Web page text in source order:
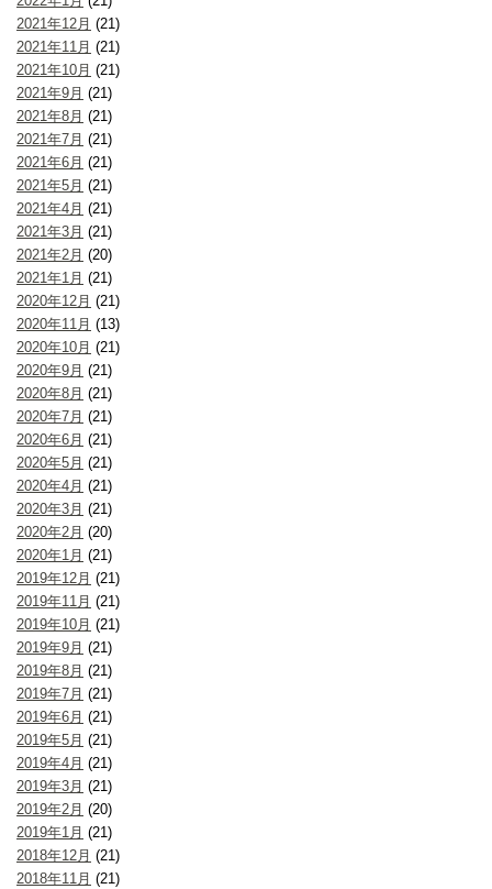
2021年12月 (21)
2021年11月 (21)
2021年10月 (21)
2021年9月 (21)
2021年8月 (21)
2021年7月 (21)
2021年6月 (21)
2021年5月 (21)
2021年4月 (21)
2021年3月 (21)
2021年2月 (20)
2021年1月 (21)
2020年12月 (21)
2020年11月 (13)
2020年10月 (21)
2020年9月 (21)
2020年8月 (21)
2020年7月 (21)
2020年6月 (21)
2020年5月 (21)
2020年4月 (21)
2020年3月 (21)
2020年2月 (20)
2020年1月 (21)
2019年12月 (21)
2019年11月 (21)
2019年10月 (21)
2019年9月 (21)
2019年8月 (21)
2019年7月 (21)
2019年6月 (21)
2019年5月 (21)
2019年4月 (21)
2019年3月 (21)
2019年2月 (20)
2019年1月 (21)
2018年12月 (21)
2018年11月 (21)